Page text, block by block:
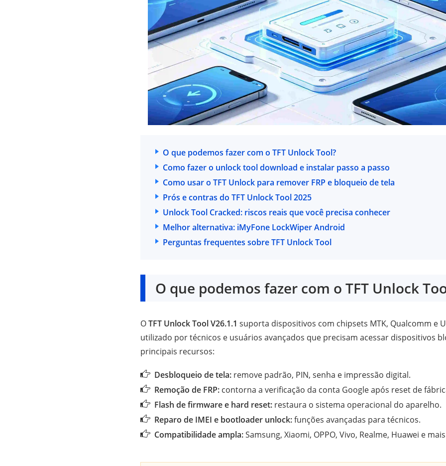
O que podemos fazer com o TFT Unlock Tool?
Como fazer o unlock tool download e instalar passo a passo
Como usar o TFT Unlock para remover FRP e bloqueio de tela
Prós e contras do TFT Unlock Tool 2025
Unlock Tool Cracked: riscos reais que você precisa conhecer
Melhor alternativa: iMyFone LockWiper Android
Perguntas frequentes sobre TFT Unlock Tool
O que podemos fazer com o TFT Unlock
OTFT Unlock Tool V26.1.1 suporta dispositivos com chipsets MTK, Qualcomm e
utilizado por técnicos e usuários avançados que precisam acessar dispositivos
principais recursos:
Desbloqueio de tela: remove padrão, PIN, senha e impressão digital.
Remoção de FRP: contorna a verificação da conta Google após reset de
Flash de firmware e hard reset: restaura o sistema operacional do aparelho.
Reparo de IMEI e bootloader unlock:funções avançadas para técnicos.
Compatibilidade ampla:Samsung, Xiaomi, OPPO, Vivo, Realme, Huawei e